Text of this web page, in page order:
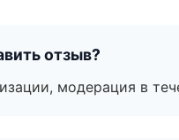
отзыв?
модерация в